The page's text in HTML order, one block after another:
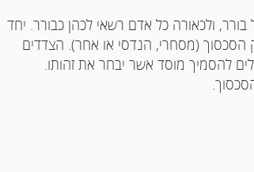
בורר, ולכאורה כל אדם רשאי לכהן כבורר. יחד
הסכסוך (מסחרי, הנדסי או אחר). הצדדים
להסמיך מוסד אשר יבחר את זהותו.